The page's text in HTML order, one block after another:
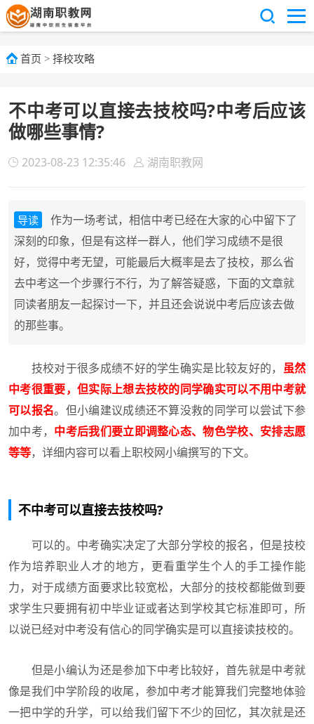
首页 > 择校攻略
不中考可以直接去技校吗?中考后应该
做哪些事情?
2023-08-23 12:35:46 湖南职教网
导读
作为一场考试，相信中考已经在大家的心中留下了
深刻的印象，但是有这样一群人，他们学习成绩不是很
好，觉得中考无望，可能最后大概率是去了技校，那么省
去中考这一个步骤行不行，为了解答疑惑，下面的文章就
同读者朋友一起探讨一下，并且还会说说中考后应该去做
的那些事。
技校对于很多成绩不好的学生确实是比较友好的， 虽然
中考很重要，但实际上想去技校的同学确实可以不用中考就
可以报名。但小编建议成绩还不算没救的同学可以尝试下参
加中考， 中考后我们要立即调整心态、物色学校、安排志愿
等等，详细内容可以看上职校网小编撰写的下文。
不中考可以直接去技校吗?
可以的。中考确实决定了大部分学校的报名，但是技校
作为培养职业人才的地方，更看重学生个人的手工操作能
力，对于成绩方面要求比较宽松，大部分的技校都能做到要
求学生只要拥有初中毕业证或者达到学校其它标准即可，所
以说已经对中考没有信心的同学确实是可以直接读技校的。
但是小编认为还是参加下中考比较好，首先就是中考就
像是我们中学阶段的收尾，参加中考才能算我们完整地体验
一把中学的升学，可以给我们留下不少的回忆，其次就是还